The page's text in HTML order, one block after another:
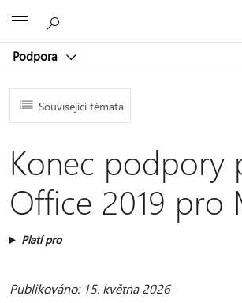
Podpora
Související témata
Konec podpory
Office 2019 pro
Platí pro
Publikováno: 15. května 2026